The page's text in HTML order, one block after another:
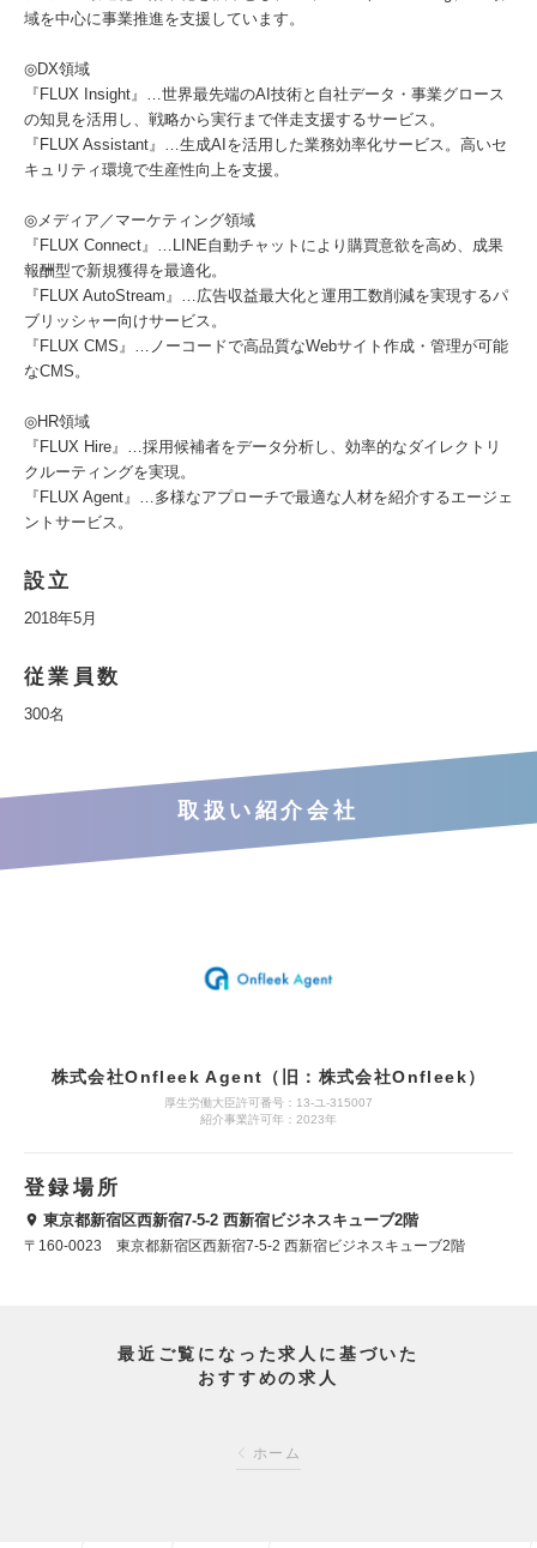
域を中心に事業推進を支援しています。
◎DX領域
『FLUX Insight』…世界最先端のAI技術と自社データ・事業グロース
の知見を活用し、戦略から実行まで伴走支援するサービス。
『FLUX Assistant』…生成AIを活用した業務効率化サービス。高いセ
キュリティ環境で生産性向上を支援。
◎メディア／マーケティング領域
『FLUX Connect』…LINE自動チャットにより購買意欲を高め、成果
報酬型で新規獲得を最適化。
『FLUX AutoStream』…広告収益最大化と運用工数削減を実現するパ
ブリッシャー向けサービス。
『FLUX CMS』…ノーコードで高品質なWebサイト作成・管理が可能
なCMS。
◎HR領域
『FLUX Hire』…採用候補者をデータ分析し、効率的なダイレクトリ
クルーティングを実現。
『FLUX Agent』…多様なアプローチで最適な人材を紹介するエージェ
ントサービス。
設立
2018年5月
従業員数
300名
取扱い紹介会社
株式会社Onfleek Agent（旧：株式会社Onfleek）
厚生労働大臣許可番号：13-ユ-315007
紹介事業許可年：2023年
登録場所
東京都新宿区西新宿7-5-2 西新宿ビジネスキューブ2階
〒160-0023 東京都新宿区西新宿7-5-2 西新宿ビジネスキューブ2階
最近ご覧になった求人に基づいた
おすすめの求人
ホーム